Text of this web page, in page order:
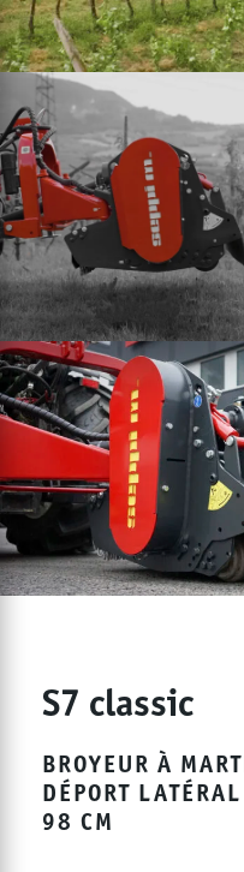
S7 classic
BROYEUR À
DÉPORT
98 CM